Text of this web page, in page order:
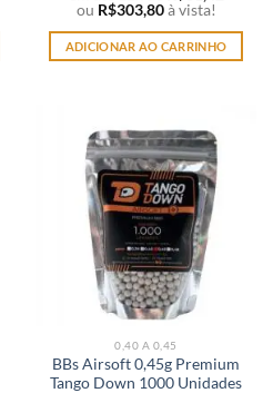
ou R$303,80 à vista!
ADICIONAR AO CARRINHO
0,40 A 0,45
BBs Airsoft 0,45g Premium
Tango Down 1000 Unidades